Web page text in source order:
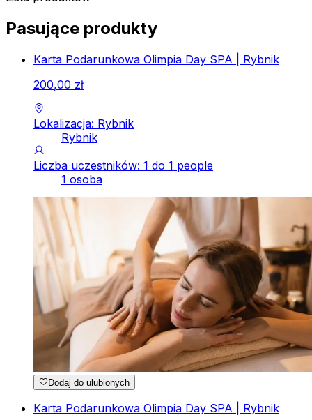
Pasujące produkty
Karta Podarunkowa Olimpia Day SPA | Rybnik
200,00 zł
Lokalizacja: Rybnik
Rybnik
Liczba uczestników: 1 do 1 people
1 osoba
Dodaj do ulubionych
Karta Podarunkowa Olimpia Day SPA | Rybnik